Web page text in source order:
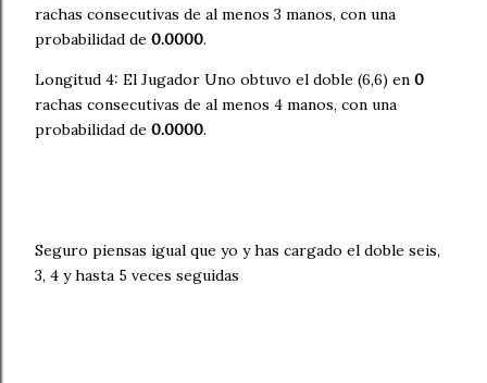
rachas consecutivas de al menos 3 manos, con una
probabilidad de 0.0000.
Longitud 4: El Jugador Uno obtuvo el doble (6,6) en 0
rachas consecutivas de al menos 4 manos, con una
probabilidad de 0.0000.
Seguro piensas igual que yo y has cargado el doble seis,
3, 4 y hasta 5 veces seguidas